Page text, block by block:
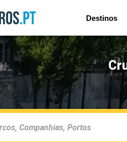
Destinos